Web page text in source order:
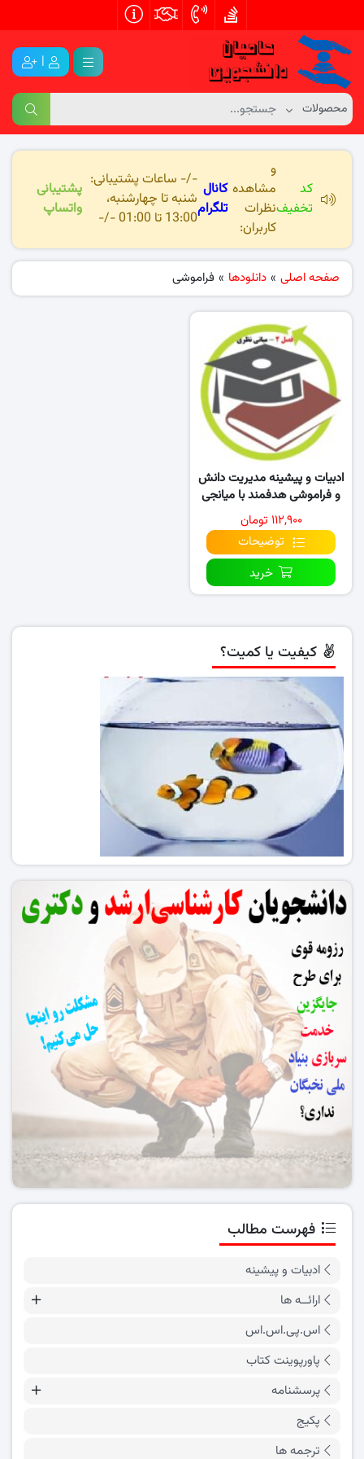
|
کد
تخفیف
و
مشاهده
نظرات
کاربران:
کانال
تلگرام
-/- ساعات پشتیبانی:
شنبه تا چهارشنبه،
13:00 تا 01:00 -/-
پشتیبانی
واتساپ
صفحه اصلی » دانلودها » فراموشی
ادبیات و پیشینه مدیریت دانش
و فراموشی هدفمند با میانجی
تسهیم دانش
۱۱۲,۹۰۰ تومان
توضیحات
خرید
کیفیت یا کمیت؟
فهرست مطالب
ادبیات و پیشینه
ارائــه ها
اس.پی.اس.اس
پاورپوینت کتاب
پرسشنامه
پکیج
ترجمه ها